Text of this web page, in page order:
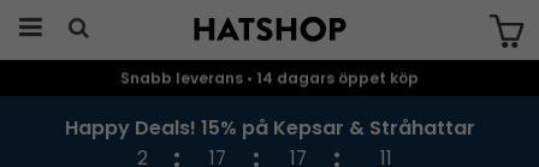
Snabb leverans • 14 dagars öppet köp
Happy Deals! 15% på Kepsar & Stråhattar
2 17 17 11